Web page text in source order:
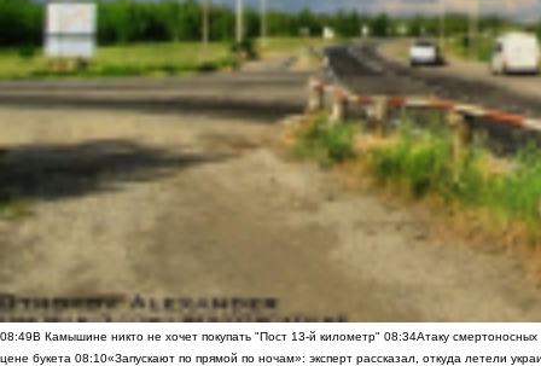
08:49В Камышине никто не хочет покупать "Пост 13-й километр" 08:34Атаку
цене букета 08:10«Запускают по прямой по ночам»: эксперт рассказал, откуда летели